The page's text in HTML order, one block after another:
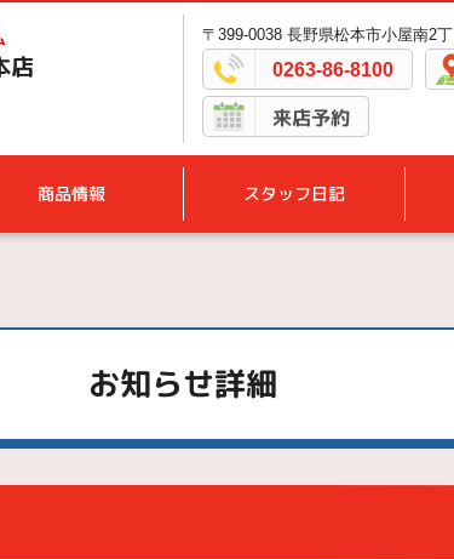
店
〒399-0038 長野県松本市小屋南2
0263-86-8100
来店予約
商品情報 スタッフ日記
お知らせ詳細